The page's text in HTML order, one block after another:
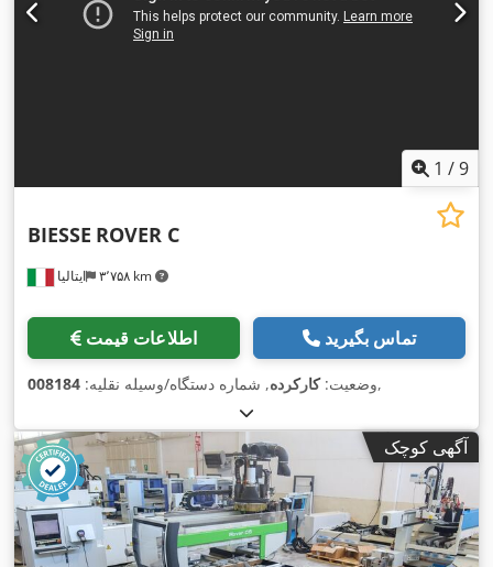
1 /9
ایتالیا ۳٬۷۵۸ km
BIESSE ROVER C
اطلاعات قیمت تماس بگیرید
وضعیت:کارکرده, شماره دستگاه/وسیله نقلیه: 008184 ,
آگهی کوچک